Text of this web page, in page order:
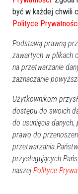
być w każdej chwili
Polityce
Podstawą prawną
zawartych w plikach
na przetwarzanie
zaznaczanie
Użytkownikom
dostępu do swoich
do usunięcia
prawo do
przetwarzania
przysługujących
naszej Polityce